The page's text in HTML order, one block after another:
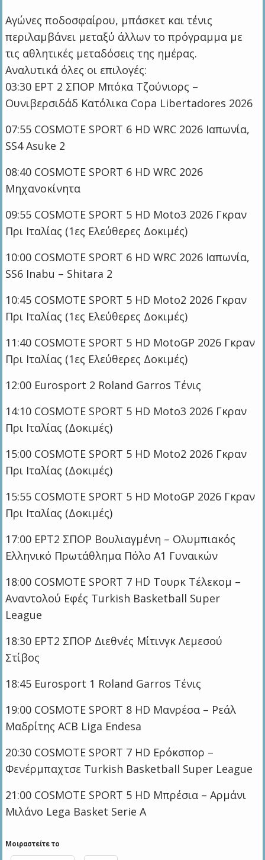
Αγώνες ποδοσφαίρου, μπάσκετ και τένις
περιλαμβάνει μεταξύ άλλων το πρόγραμμα με
τις αθλητικές μεταδόσεις της ημέρας.
Αναλυτικά όλες οι επιλογές:
03:30 ΕΡΤ 2 ΣΠΟΡ Μπόκα Τζούνιορς –
Ουνιβερσιδάδ Κατόλικα Copa Libertadores 2026
07:55 COSMOTE SPORT 6 HD WRC 2026 Ιαπωνία,
SS4 Asuke 2
08:40 COSMOTE SPORT 6 HD WRC 2026
Μηχανοκίνητα
09:55 COSMOTE SPORT 5 HD Moto3 2026 Γκραν
Πρι Ιταλίας (1ες Ελεύθερες Δοκιμές)
10:00 COSMOTE SPORT 6 HD WRC 2026 Ιαπωνία,
SS6 Inabu – Shitara 2
10:45 COSMOTE SPORT 5 HD Moto2 2026 Γκραν
Πρι Ιταλίας (1ες Ελεύθερες Δοκιμές)
11:40 COSMOTE SPORT 5 HD MotoGP 2026 Γκραν
Πρι Ιταλίας (1ες Ελεύθερες Δοκιμές)
12:00 Eurosport 2 Roland Garros Τένις
14:10 COSMOTE SPORT 5 HD Moto3 2026 Γκραν
Πρι Ιταλίας (Δοκιμές)
15:00 COSMOTE SPORT 5 HD Moto2 2026 Γκραν
Πρι Ιταλίας (Δοκιμές)
15:55 COSMOTE SPORT 5 HD MotoGP 2026 Γκραν
Πρι Ιταλίας (Δοκιμές)
17:00 ΕΡΤ2 ΣΠΟΡ Βουλιαγμένη – Ολυμπιακός
Ελληνικό Πρωτάθλημα Πόλο Α1 Γυναικών
18:00 COSMOTE SPORT 7 HD Τουρκ Τέλεκομ –
Αναντολού Εφές Turkish Basketball Super
League
18:30 ΕΡΤ2 ΣΠΟΡ Διεθνές Μίτινγκ Λεμεσού
Στίβος
18:45 Eurosport 1 Roland Garros Τένις
19:00 COSMOTE SPORT 8 HD Μανρέσα – Ρεάλ
Μαδρίτης ACB Liga Endesa
20:30 COSMOTE SPORT 7 HD Ερόκσπορ –
Φενέρμπαχτσε Turkish Basketball Super League
21:00 COSMOTE SPORT 5 HD Μπρέσια – Αρμάνι
Μιλάνο Lega Basket Serie A
Μοιραστείτε το